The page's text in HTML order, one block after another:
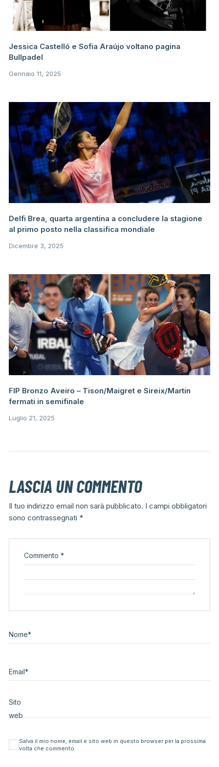
Jessica Castelló e Sofia Araújo voltano pagina
Bullpadel
Gennaio 11, 2025
Delfi Brea, quarta argentina a concludere la stagione
al primo posto nella classifica mondiale
Dicembre 3, 2025
FIP Bronzo Aveiro – Tison/Maigret e Sireix/Martin
fermati in semifinale
Luglio 21, 2025
LASCIA UN COMMENTO
Il tuo indirizzo email non sarà pubblicato. I campi obbligatori
sono contrassegnati *
Commento *
Nome*
Email*
Sito
web
Salva il mio nome, email e sito web in questo browser per la prossima
volta che commento.